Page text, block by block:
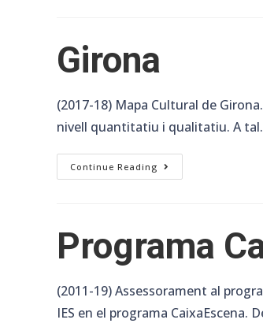
Girona
(2017-18) Mapa Cultural de
nivell quantitatiu i qualitatiu. A
Continue Reading Girona
Programa
(2011-19) Assessorament al
IES en el programa CaixaEscena.